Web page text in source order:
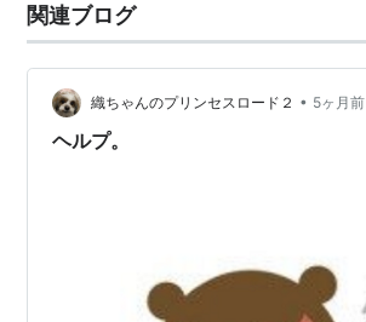
関連ブログ
織ちゃんのプリンセスロード２ • 5ヶ月前
ヘルプ。